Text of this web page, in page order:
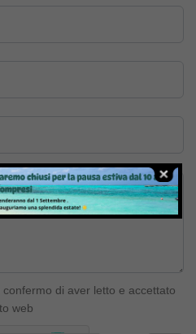
di aver letto e accettato
web